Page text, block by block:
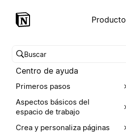
Producto
Buscar en el Centro de ayuda
Centro de ayuda
Primeros pasos
Aspectos básicos del
espacio de trabajo
Crea y personaliza páginas